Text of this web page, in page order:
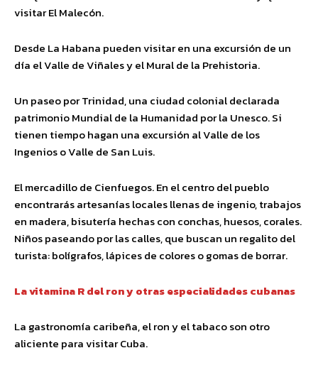
visitar El Malecón.
Desde La Habana pueden visitar en una excursión de un
día el Valle de Viñales y el Mural de la Prehistoria.
Un paseo por Trinidad, una ciudad colonial declarada
patrimonio Mundial de la Humanidad por la Unesco. Si
tienen tiempo hagan una excursión al Valle de los
Ingenios o Valle de San Luis.
El mercadillo de Cienfuegos. En el centro del pueblo
encontrarás artesanías locales llenas de ingenio, trabajos
en madera, bisutería hechas con conchas, huesos, corales.
Niños paseando por las calles, que buscan un regalito del
turista: bolígrafos, lápices de colores o gomas de borrar.
La vitamina R del ron y otras especialidades cubanas
La gastronomía caribeña, el ron y el tabaco son otro
aliciente para visitar Cuba.